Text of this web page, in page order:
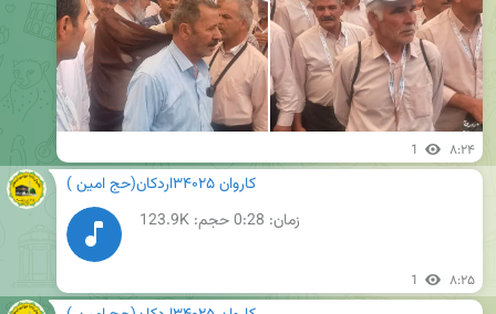
1 ۸:۲۴
کاروان ۳۴۰۲۵اردکان(حج امین )
زمان: 0:28حجم: 123.9K
1 ۸:۲۵